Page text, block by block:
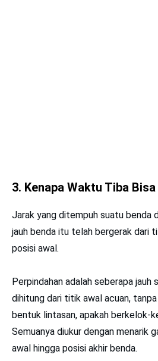
3. Kenapa Waktu Tiba
Jarak yang ditempuh suatu benda
jauh benda itu telah bergerak dari
posisi awal.
Perpindahan adalah seberapa jauh
dihitung dari titik awal acuan,
bentuk lintasan, apakah berkelok-
Semuanya diukur dengan menarik
awal hingga posisi akhir benda.